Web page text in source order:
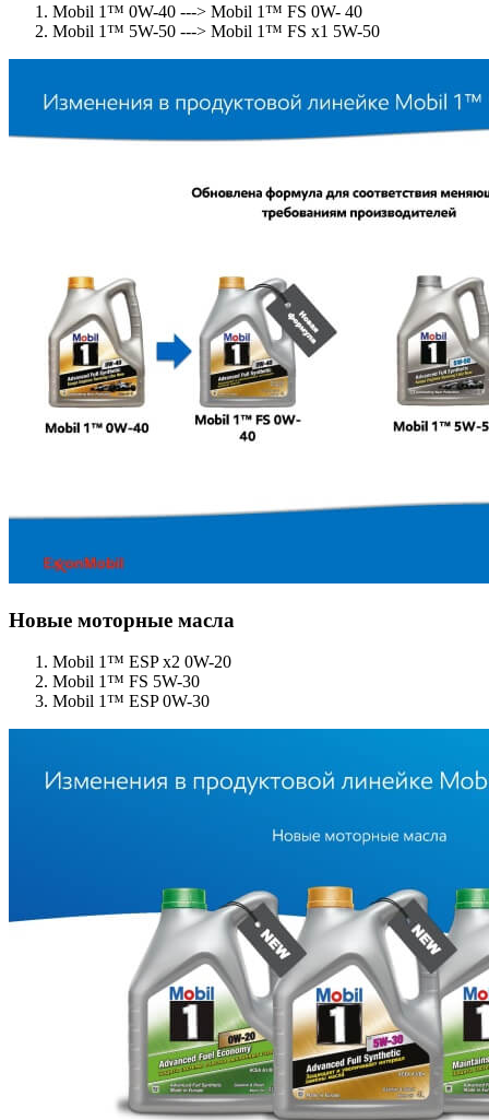
Mobil 1™ 0W-40 ---> Mobil 1™ FS 0W- 40
Mobil 1™ 5W-50 ---> Mobil 1™ FS x1 5W-50
Новые моторные масла
Mobil 1™ ESP x2 0W-20
Mobil 1™ FS 5W-30
Mobil 1™ ESP 0W-30